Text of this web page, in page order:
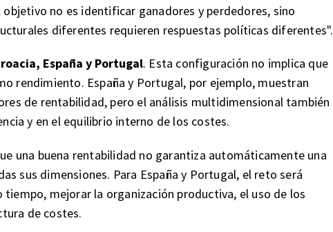
no es identificar ganadores y perdedores, sino
diferentes requieren respuestas políticas diferentes".
España y Portugal. Esta configuración no implica que
rendimiento. España y Portugal, por ejemplo, muestran
de rentabilidad, pero el análisis multidimensional también
y en el equilibrio interno de los costes.
una buena rentabilidad no garantiza automáticamente una
sus dimensiones. Para España y Portugal, el reto será
tiempo, mejorar la organización productiva, el uso de los
de costes.